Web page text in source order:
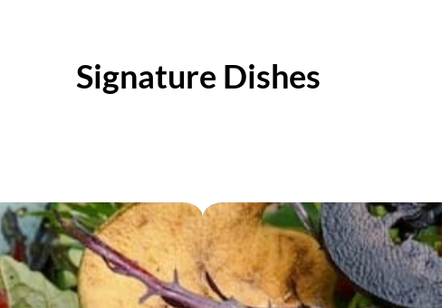
Signature Dishes